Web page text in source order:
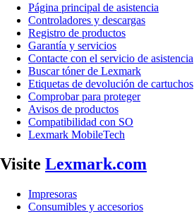
Página principal de asistencia
Controladores y descargas
Registro de productos
Garantía y servicios
Contacte con el servicio de asistencia
Buscar tóner de Lexmark
Etiquetas de devolución de cartuchos
Comprobar para proteger
Avisos de productos
Compatibilidad con SO
Lexmark MobileTech
Visite Lexmark.com
Impresoras
Consumibles y accesorios